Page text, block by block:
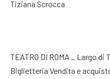
Tiziana Scrocca
TEATRO DI ROMA _ Largo di
Biglietteria Vendita e